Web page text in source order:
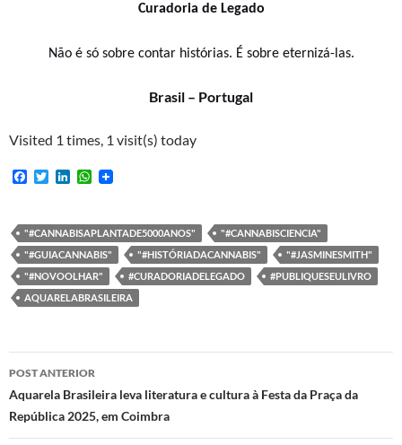
Curadoria de Legado
Não é só sobre contar histórias. É sobre eternizá-las.
Brasil – Portugal
Visited 1 times, 1 visit(s) today
F
b
o
o
k
T
t
e
r
e
d
I
n
W
s
A
p
p
"#CANNABISAPLANTADE5000ANOS"
"#CANNABISCIENCIA"
"#GUIACANNABIS"
"#HISTÓRIADACANNABIS"
"#JASMINESMITH"
"#NOVOOLHAR"
#CURADORIADELEGADO
#PUBLIQUESEULIVRO
AQUARELABRASILEIRA
Navegação
de
posts
POST ANTERIOR
Aquarela Brasileira leva literatura e cultura à Festa da Praça da
República 2025, em Coimbra